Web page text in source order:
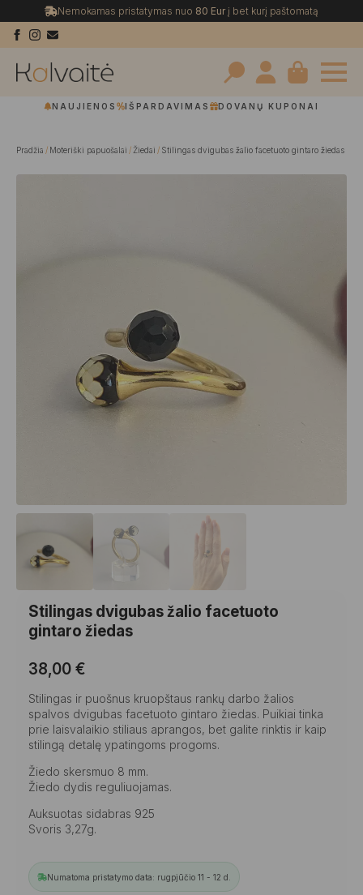
Nemokamas pristatymas nuo 80 Eurį bet kurį paštomatą
Search
NAUJIENOS IŠPARDAVIMAS DOVANŲ KUPONAI
Pradžia Moteriški papuošalai Žiedai Stilingas dvigubas žalio facetuoto gintaro žiedas
Stilingas dvigubas žalio facetuoto
gintaro žiedas
38,00 €
Stilingas ir puošnus kruopštaus rankų darbo žalios
spalvos dvigubas facetuoto gintaro žiedas. Puikiai tinka
prie laisvalaikio stiliaus aprangos, bet galite rinktis ir kaip
stilingą detalę ypatingoms progoms.
Žiedo skersmuo 8 mm.
Žiedo dydis reguliuojamas.
Auksuotas sidabras 925
Svoris 3,27g.
Numatoma pristatymo data: rugpjūčio 11 - 12 d.